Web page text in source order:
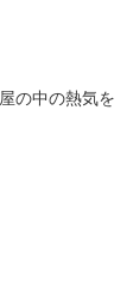
の中の熱気を